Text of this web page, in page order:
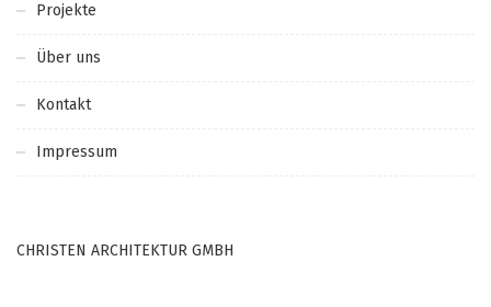
Projekte
Über uns
Kontakt
Impressum
CHRISTEN ARCHITEKTUR GMBH